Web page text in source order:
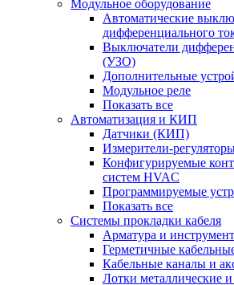
Модульное оборудование
Автоматические
дифференциального
Выключатели
(УЗО)
Дополнительные
Модульное реле
Показать все
Автоматизация и КИП
Датчики (КИП)
Измерители-
Конфигурируемые
систем HVAC
Программируемые
Показать все
Системы прокладки кабеля
Арматура и
Герметичные
Кабельные каналы и
Лотки металлические